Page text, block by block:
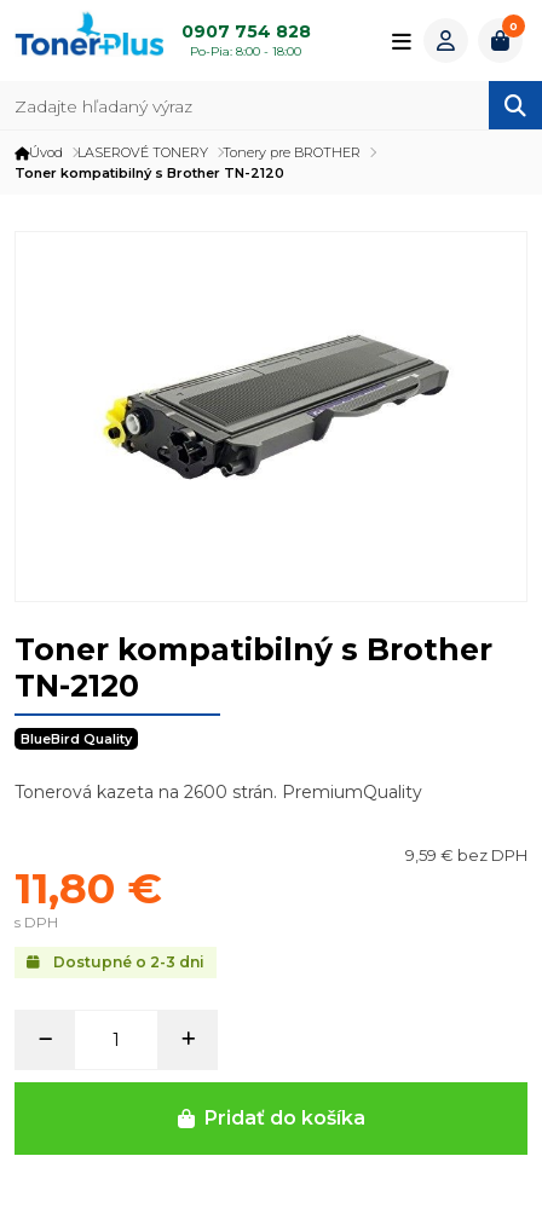
0907 754 828
Po-Pia: 8:00 - 18:00
0
Úvod LASEROVÉ TONERY
Tonery pre BROTHER
Toner kompatibilný s Brother TN-2120
Toner kompatibilný s Brother
TN-2120
BlueBird Quality
Tonerová kazeta na 2600 strán. PremiumQuality
Dostupné o 2-3 dni
9,59 € bez DPH
11,80 €
s DPH
Pridať do košíka